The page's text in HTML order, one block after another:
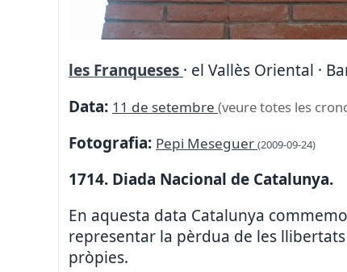
les Franqueses · el Vallès Oriental ·
Data: 11 de setembre (veure totes les
Fotografia: Pepi Meseguer (2009-09-24)
1714. Diada Nacional de Catalunya.
En aquesta data Catalunya
representar la pèrdua de les
pròpies.